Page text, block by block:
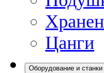
Цанги
Оборудование и станки